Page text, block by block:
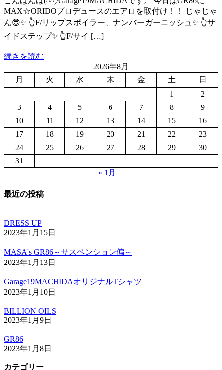
MAX☆ORIDOプロデュースのエアロを取付け！！ じゃじゃ
ん😎✨ 👆F/リップスポイラー、ナンバーガーニッシュ✨ 👆サ
イドステップ✨ 👆F/サイ […]
続きを読む
2026年8月
月
火 水 木 金 土
日
1
2
3
4 5 6 7 8
9
10
11 12 13 14 15
16
17
18 19 20 21 22
23
24
25 26 27 28 29
30
31
« 1月
最近の投稿
DRESS UP
2023年1月15日
MASA's GR86～サスペンション偏～
2023年1月13日
Garage19MACHIDAオリジナルTシャツ
2023年1月10日
BILLION OILS
2023年1月9日
GR86
2023年1月8日
カテゴリー